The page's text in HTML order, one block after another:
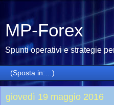
MP-Forex
Spunti operativi e strategie
giovedì 19 maggio 2016